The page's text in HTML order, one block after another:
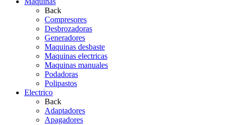
Back
Compresores
Desbrozadoras
Generadores
Maquinas desbaste
Maquinas electricas
Maquinas manuales
Podadoras
Polipastos
Electrico
Back
Adaptadores
Apagadores